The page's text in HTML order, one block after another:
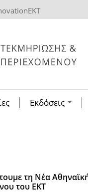
Εκδόσεις
τη Νέα
του ΕΚΤ